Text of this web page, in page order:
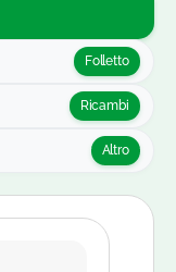
Folletto
Ricambi
Altro